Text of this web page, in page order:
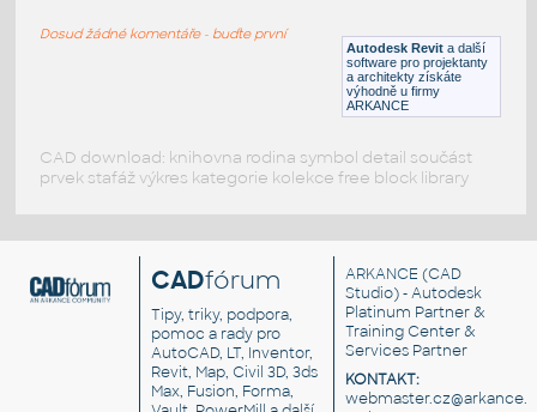
Moventi OffcDsks Marco
Autodesk Revit a další
software pro projektanty
a architekty získáte
výhodně u firmy
ARKANCE
Dosud žádné komentáře - buďte první
CAD download: knihovna rodina symbol detail součást
prvek stafáž výkres kategorie kolekce free block library
CADfórum
Tipy, triky, podpora,
pomoc a rady pro
AutoCAD, LT, Inventor,
Revit, Map, Civil 3D, 3ds
Max, Fusion, Forma,
ARKANCE (CAD
Studio) - Autodesk
Platinum Partner &
Training Center &
Services Partner
KONTAKT: